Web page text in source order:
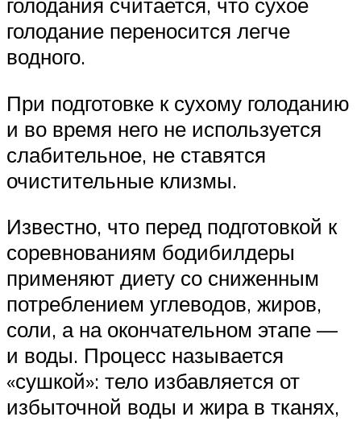
голодание переносится легче
водного.
При подготовке к сухому голоданию
и во время него не используется
слабительное, не ставятся
очистительные клизмы.
Известно, что перед подготовкой к
соревнованиям бодибилдеры
применяют диету со сниженным
потреблением углеводов, жиров,
соли, а на окончательном этапе —
и воды. Процесс называется
«сушкой»: тело избавляется от
избыточной воды и жира в тканях,